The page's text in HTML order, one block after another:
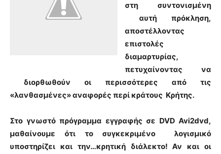
στη συντονισμένη
αυτή πρόκληση,
αποστέλλοντας
επιστολές
διαμαρτυρίας,
πετυχαίνοντας να
διορθωθούν οι περισσότερες από τις
«λανθασμένες» αναφορές περί κράτους Κρήτης.
Στο γνωστό πρόγραμμα εγγραφής σε DVD Avi2dvd,
μαθαίνουμε ότι το συγκεκριμένο λογισμικό
υποστηρίζει και την…κρητική διάλεκτο! Αν και οι